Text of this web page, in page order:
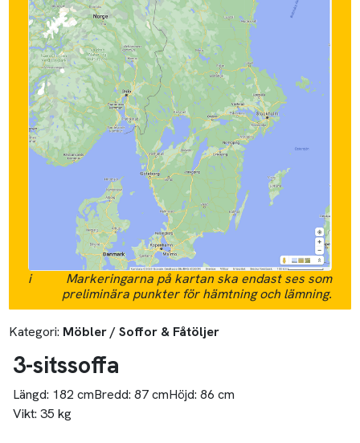
i
Markeringarna på kartan ska endast ses som
preliminära punkter för hämtning och lämning.
Kategori: Möbler / Soffor & Fåtöljer
3-sitssoffa
Längd: 182 cmBredd: 87 cmHöjd: 86 cm
Vikt: 35 kg